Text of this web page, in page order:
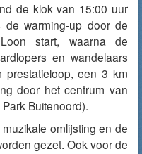
de klok van 15:00 uur
de warming-up door de
start, waarna de
en wandelaars
een 3 km
door het centrum van
Buitenoord).
omlijsting en de
gezet. Ook voor de